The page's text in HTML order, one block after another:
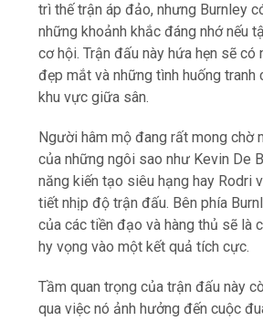
trì thế trận áp đảo, nhưng Burnley
những khoảnh khắc đáng nhớ nếu
cơ hội. Trận đấu này hứa hẹn sẽ có
đẹp mắt và những tình huống tranh
khu vực giữa sân.
Người hâm mộ đang rất mong chờ
của những ngôi sao như Kevin De
năng kiến tạo siêu hạng hay Rodri
tiết nhịp độ trận đấu. Bên phía
của các tiền đạo và hàng thủ sẽ là
hy vọng vào một kết quả tích cực.
Tầm quan trọng của trận đấu này
qua việc nó ảnh hưởng đến cuộc